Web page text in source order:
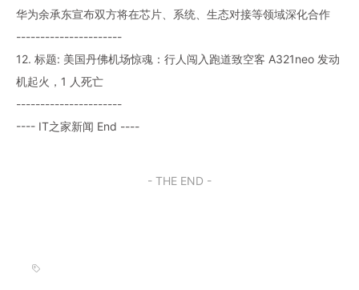
华为余承东宣布双方将在芯片、系统、生态对接等领域深化合作
----------------------
12. 标题: 美国丹佛机场惊魂：行人闯入跑道致空客 A321neo 发动
机起火，1 人死亡
----------------------
---- IT之家新闻 End ----
- THE END -